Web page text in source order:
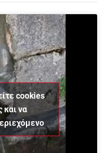
cookies
και να